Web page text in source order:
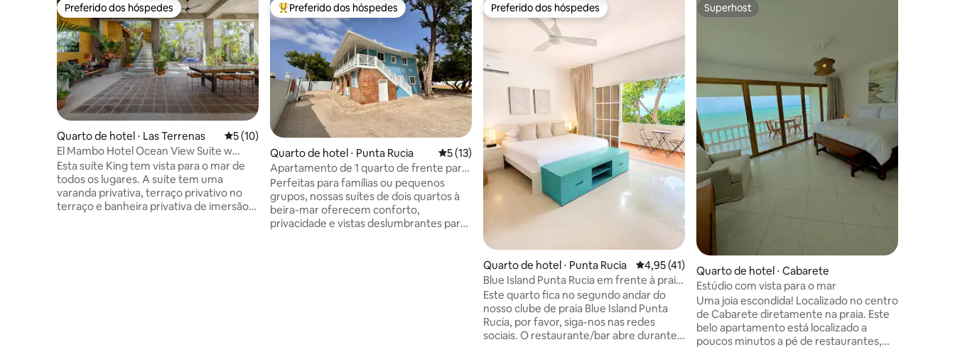
Preferido dos hóspedes
Preferido dos hóspedes
Quarto de hotel ⋅ Las Terrenas 5 de uma avaliação média de 5, 10 avaliações
5 (10)
El Mambo Hotel Ocean View Suite w
Rooftop Terrace
Esta suíte King tem vista para o mar de
todos os lugares. A suíte tem uma
varanda privativa, terraço privativo no
terraço e banheira privativa de imersão
Entre os melhores preferidos dos hóspedes
Preferido dos hóspedes
Quarto de hotel ⋅ Punta Rucia 5 de uma avaliação média de 5, 13 avaliações
5 (13)
Apartamento de 1 quarto de frente para
o mar
Perfeitas para famílias ou pequenos
grupos, nossas suítes de dois quartos à
beira-mar oferecem conforto,
privacidade e vistas deslumbrantes para
Preferido dos hóspedes
Preferido dos hóspedes
Quarto de hotel ⋅ Punta Rucia 4,95 de uma avaliação média de 5, 41 avaliações
4,95 (41)
Blue Island Punta Rucia em frente à praia
2
Este quarto fica no segundo andar do
nosso clube de praia Blue Island Punta
Rucia, por favor, siga-nos nas redes
sociais. O restaurante/bar abre durante
Superhost
Superhost
Quarto de hotel ⋅ Cabarete
Estúdio com vista para o mar
Uma joia escondida! Localizado no centro
de Cabarete diretamente na praia. Este
belo apartamento está localizado a
poucos minutos a pé de restaurantes,